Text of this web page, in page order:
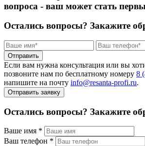
вопроса - ваш может стать
Остались вопросы? Закажите
Отправить
Если вам нужна консультация или вы
позвоните нам по бесплатному номеру 8
напишите на почту info@resanta‑profi.ru.
Отправить заявку
Остались вопросы? Закажите
Ваше имя *
Ваш телефон *